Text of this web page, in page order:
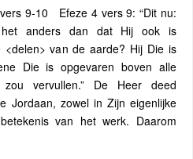
9-10 Efeze 4 vers 9: “Dit nu:
anders dan dat Hij ook is
van de aarde? Hij Die is
Die is opgevaren boven alle
vervullen.” De Heer deed
Jordaan, zowel in Zijn eigenlijke
van het werk. Daarom